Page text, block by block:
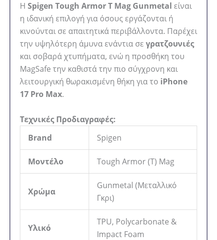
Η Spigen Tough Armor T Mag Gunmetal είναι
η ιδανική επιλογή για όσους εργάζονται ή
κινούνται σε απαιτητικά περιβάλλοντα. Παρέχει
την υψηλότερη άμυνα ενάντια σε γρατζουνιές
και σοβαρά χτυπήματα, ενώ η προσθήκη του
MagSafe την καθιστά την πιο σύγχρονη και
λειτουργική θωρακισμένη θήκη για το iPhone
17 Pro Max.
Τεχνικές Προδιαγραφές:
Brand
Spigen
Μοντέλο Tough Armor (T) Mag
Χρώμα
Gunmetal (Μεταλλικό
Γκρι)
Υλικό
TPU, Polycarbonate &
Impact Foam